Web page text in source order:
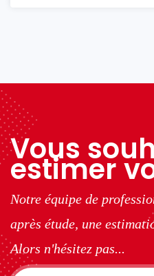
Vous
estimer
Notre équipe de
après étude, une
Alors n'hésitez pas...